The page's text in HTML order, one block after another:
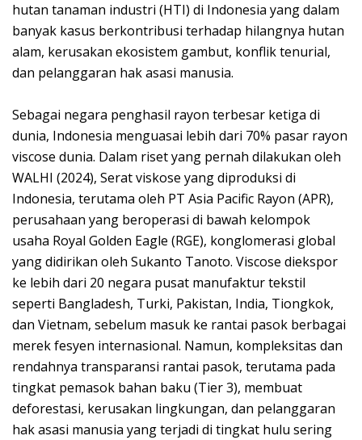
hutan tanaman industri (HTI) di Indonesia yang dalam
banyak kasus berkontribusi terhadap hilangnya hutan
alam, kerusakan ekosistem gambut, konflik tenurial,
dan pelanggaran hak asasi manusia.
Sebagai negara penghasil rayon terbesar ketiga di
dunia, Indonesia menguasai lebih dari 70% pasar rayon
viscose dunia. Dalam riset yang pernah dilakukan oleh
WALHI (2024), Serat viskose yang diproduksi di
Indonesia, terutama oleh PT Asia Pacific Rayon (APR),
perusahaan yang beroperasi di bawah kelompok
usaha Royal Golden Eagle (RGE), konglomerasi global
yang didirikan oleh Sukanto Tanoto. Viscose diekspor
ke lebih dari 20 negara pusat manufaktur tekstil
seperti Bangladesh, Turki, Pakistan, India, Tiongkok,
dan Vietnam, sebelum masuk ke rantai pasok berbagai
merek fesyen internasional. Namun, kompleksitas dan
rendahnya transparansi rantai pasok, terutama pada
tingkat pemasok bahan baku (Tier 3), membuat
deforestasi, kerusakan lingkungan, dan pelanggaran
hak asasi manusia yang terjadi di tingkat hulu sering